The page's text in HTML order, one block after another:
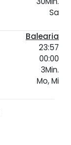
Sa
Balearia
23:57
00:00
3Min.
Mo, Mi